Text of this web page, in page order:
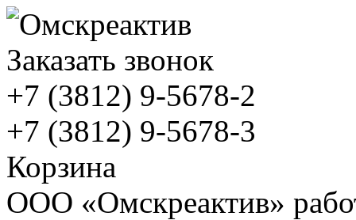
Заказать звонок
+7 (3812) 9-5678-2
+7 (3812) 9-5678-3
Корзина
ООО «Омскреактив»